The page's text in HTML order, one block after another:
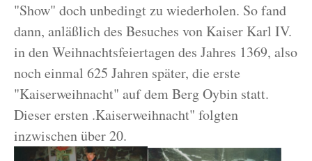
"Show" doch unbedingt zu wiederholen. So fand
dann, anläßlich des Besuches von Kaiser Karl IV.
in den Weihnachtsfeiertagen des Jahres 1369, also
noch einmal 625 Jahren später, die erste
"Kaiserweihnacht" auf dem Berg Oybin statt.
Dieser ersten .Kaiserweihnacht" folgten
inzwischen über 20.